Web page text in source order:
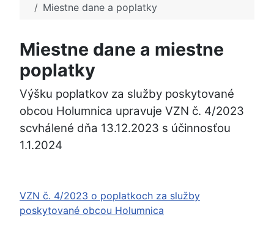
Miestne dane a poplatky
Miestne dane a miestne
poplatky
Výšku poplatkov za služby poskytované
obcou Holumnica upravuje VZN č. 4/2023
scvhálené dňa 13.12.2023 s účinnosťou
1.1.2024
VZN č. 4/2023 o poplatkoch za služby
poskytované obcou Holumnica